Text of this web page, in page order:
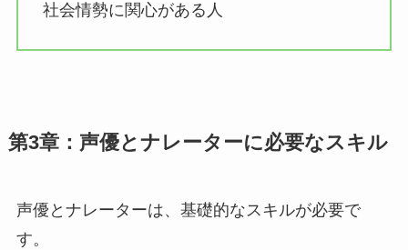
社会情勢に関心がある人
第3章：声優とナレーターに必要なスキル
声優とナレーターは、基礎的なスキルが必要で
す。